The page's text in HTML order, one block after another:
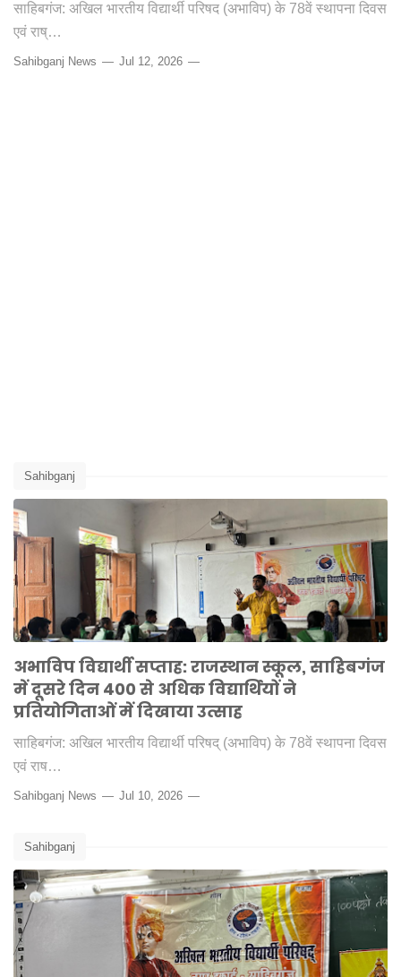
साहिबगंज: अखिल भारतीय विद्यार्थी परिषद (अभाविप) के 78वें स्थापना दिवस
एवं राष्…
Sahibganj News Jul 12, 2026
Sahibganj
अभाविप विद्यार्थी सप्ताह: राजस्थान स्कूल, साहिबगंज
में दूसरे दिन 400 से अधिक विद्यार्थियों ने
प्रतियोगिताओं में दिखाया उत्साह
साहिबगंज: अखिल भारतीय विद्यार्थी परिषद् (अभाविप) के 78वें स्थापना दिवस
एवं राष…
Sahibganj News Jul 10, 2026
Sahibganj